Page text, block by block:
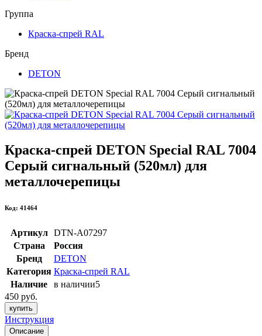
Группа
Краска-спрей RAL
Бренд
DETON
Краска-спрей DETON Special RAL 7004
Серый сигнальный (520мл) для
металлочерепицы
Код: 41464
Артикул
DTN-A07297
Страна
Россия
Бренд
DETON
Категория Краска-спрей RAL
Наличие
в наличии5
450 руб.
купить
Инструкция
Описание